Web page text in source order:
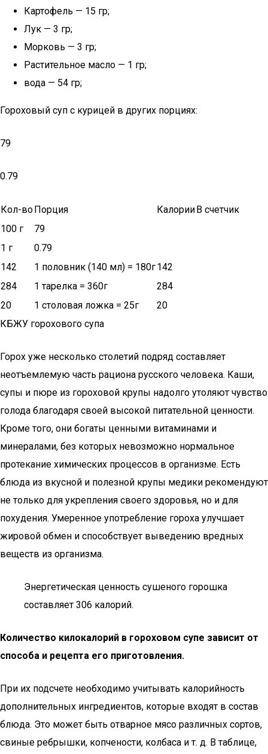
Картофель — 15 гр;
Лук — 3 гр;
Морковь — 3 гр;
Растительное масло — 1 гр;
вода — 54 гр;
Гороховый суп с курицей в других порциях:
79
0.79
Кол-воПорция КалорииВ счетчик
100 г
79
1 г
0.79
142
1 половник (140 мл) = 180г142
284
1 тарелка = 360г
284
20
1 столовая ложка = 25г
20
КБЖУ горохового супа
Горох уже несколько столетий подряд составляет
неотъемлемую часть рациона русского человека. Каши,
супы и пюре из гороховой крупы надолго утоляют чувство
голода благодаря своей высокой питательной ценности.
Кроме того, они богаты ценными витаминами и
минералами, без которых невозможно нормальное
протекание химических процессов в организме. Есть
блюда из вкусной и полезной крупы медики рекомендуют
не только для укрепления своего здоровья, но и для
похудения. Умеренное употребление гороха улучшает
жировой обмен и способствует выведению вредных
веществ из организма.
Энергетическая ценность сушеного горошка
составляет 306 калорий.
Количество килокалорий в гороховом супе зависит от
способа и рецепта его приготовления.
При их подсчете необходимо учитывать калорийность
дополнительных ингредиентов, которые входят в состав
блюда. Это может быть отварное мясо различных сортов,
свиные ребрышки, копчености, колбаса и т. д. В таблице,